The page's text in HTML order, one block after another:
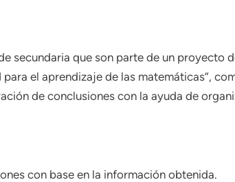
secundaria que son parte de un proyecto
el aprendizaje de las matemáticas”,
de conclusiones con la ayuda de
con base en la información obtenida.